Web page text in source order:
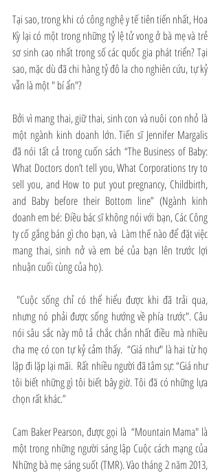
Tại sao, trong khi có công nghệ y tế tiên tiến nhất, Hoa
Kỳ lại có một trong những tỷ lệ tử vong ở bà mẹ và trẻ
sơ sinh cao nhất trong số các quốc gia phát triển? Tại
sao, mặc dù đã chi hàng tỷ đô la cho nghiên cứu, tự kỷ
vẫn là một " bí ẩn"?
Bởi vì mang thai, giữ thai, sinh con và nuôi con nhỏ là
một ngành kinh doanh lớn. Tiến sĩ Jennifer Margalis
đã nói tất cả trong cuốn sách “The Business of Baby:
What Doctors don’t tell you, What Corporations try to
sell you, and How to put yout pregnancy, Childbirth,
and Baby before their Bottom line” (Ngành kinh
doanh em bé: Điều bác sĩ không nói với bạn, Các Công
ty cố gắng bán gì cho bạn, và  Làm thế nào để đặt việc
mang thai, sinh nở và em bé của bạn lên trước lợi
nhuận cuối cùng của họ).
nhưng nó phải được sống hướng về phía trước". Câu
nói sâu sắc này mô tả chắc chắn nhất điều mà nhiều
cha mẹ có con tự kỷ cảm thấy.  “Giá như" là hai từ họ
lặp đi lặp lại mãi.  Rất nhiều người đã tâm sự: “Giá như
tôi biết những gì tôi biết bây giờ. Tôi đã có những lựa
chọn rất khác.”
Cam Baker Pearson, được gọi là  “Mountain Mama" là
một trong những người sáng lập Cuộc cách mạng của
Những bà mẹ sáng suốt (TMR). Vào tháng 2 năm 2013,